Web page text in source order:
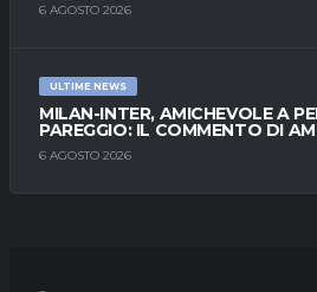
6 AGOSTO 2026
ULTIME NEWS
MILAN-INTER, AMICHEVOLE A
PAREGGIO: IL COMMENTO DI
6 AGOSTO 2026